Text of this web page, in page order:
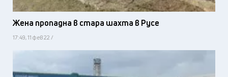
Жена пропадна в стара шахта в Русе
17:49, 11 фев 22 /